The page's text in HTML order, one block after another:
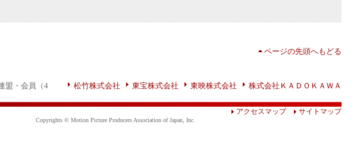
ページの先頭へもどる
盟・会員（4
松竹株式会社 東宝株式会社 東映株式会社 株式会社ＫＡＤＯＫＡＷＡ
アクセスマップ サイトマップ
Copyrights © Motion Picture Producers Association of Japan, Inc.